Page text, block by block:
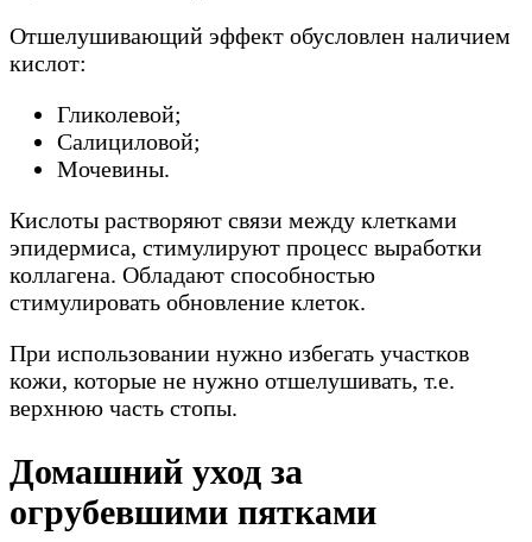
Отшелушивающий эффект обусловлен наличием
кислот:
Гликолевой;
Салициловой;
Мочевины.
Кислоты растворяют связи между клетками
эпидермиса, стимулируют процесс выработки
коллагена. Обладают способностью
стимулировать обновление клеток.
При использовании нужно избегать участков
кожи, которые не нужно отшелушивать, т.е.
верхнюю часть стопы.
Домашний уход за
огрубевшими пятками